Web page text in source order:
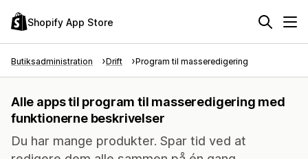
Shopify App Store
Butiksadministration Drift Program til masseredigering
Alle apps til program til masseredigering med
funktionerne beskrivelser
Du har mange produkter. Spar tid ved at